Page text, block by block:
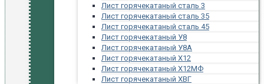
Лист горячекатаный сталь 3
Лист горячекатаный сталь 35
Лист горячекатаный сталь 45
Лист горячекатаный У8
Лист горячекатаный У8А
Лист горячекатаный Х12
Лист горячекатаный Х12МФ
Лист горячекатаный ХВГ